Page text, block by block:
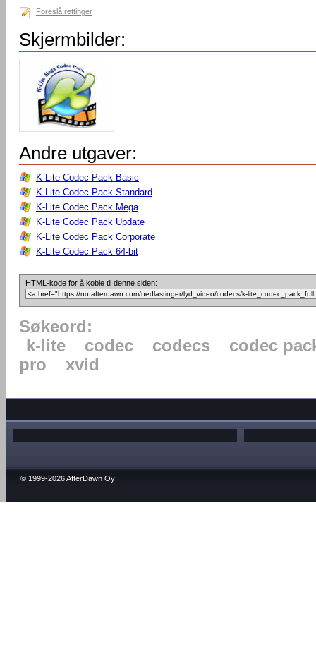
Foreslå rettinger
Skjermbilder:
Andre utgaver:
K-Lite Codec Pack Basic
K-Lite Codec Pack Standard
K-Lite Codec Pack Mega
K-Lite Codec Pack Update
K-Lite Codec Pack Corporate
K-Lite Codec Pack 64-bit
HTML-kode for å koble til denne siden:
Søkeord:
k-lite
codec codecs
codec
pro
xvid
© 1999-2026 AfterDawn Oy